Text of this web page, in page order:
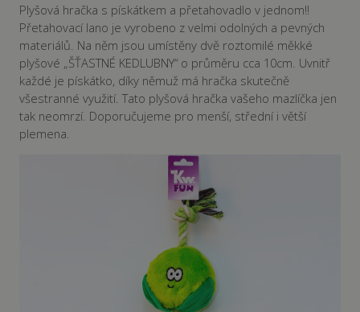
Plyšová hračka s pískátkem a přetahovadlo v jednom!!
Přetahovací lano je vyrobeno z velmi odolných a pevných
materiálů. Na něm jsou umístěny dvě roztomilé měkké
plyšové „ŠŤASTNÉ KEDLUBNY“ o průměru cca 10cm. Uvnitř
každé je pískátko, díky němuž má hračka skutečně
všestranné využití. Tato plyšová hračka vašeho mazlíčka jen
tak neomrzí. Doporučujeme pro menší, střední i větší
plemena.